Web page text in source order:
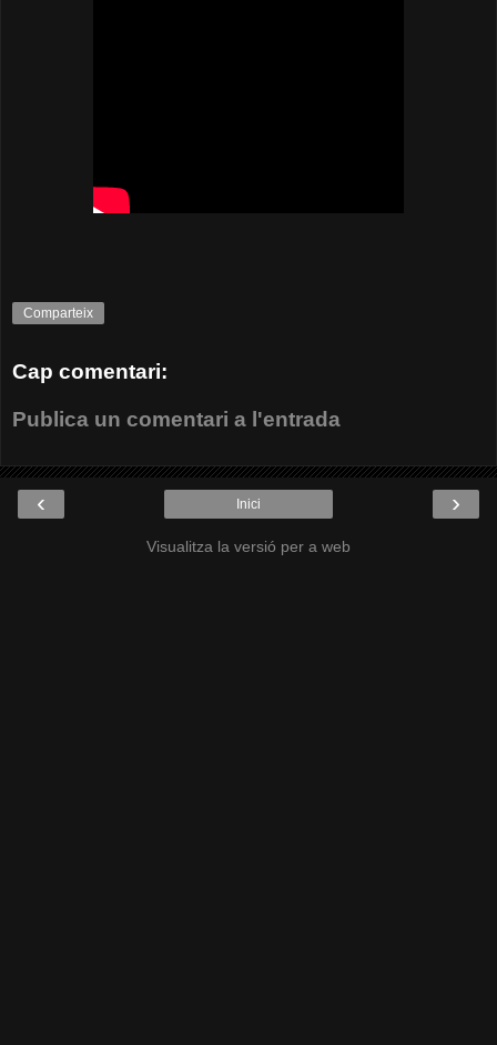
Comparteix
Cap comentari:
Publica un comentari a l'entrada
‹ ›
Inici
Visualitza la versió per a web